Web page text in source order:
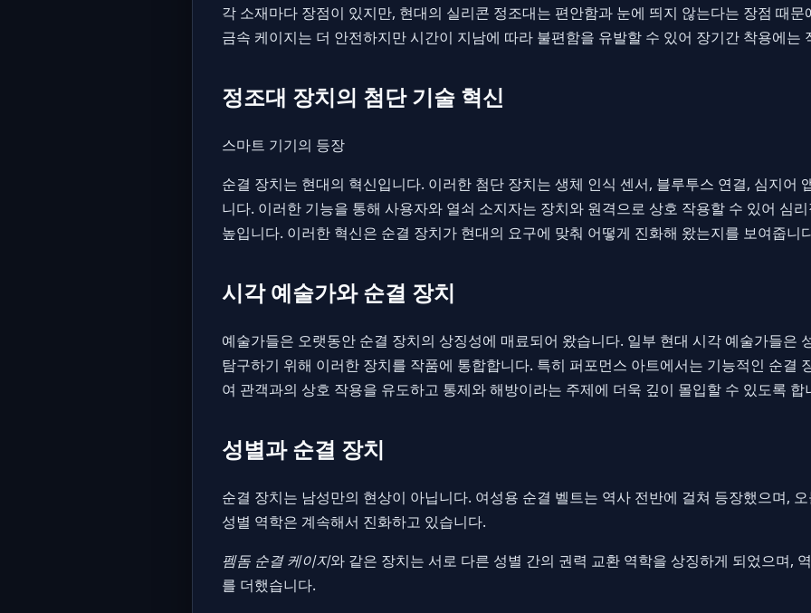
각 소재마다 장점이 있지만, 현대의 실리콘 정조대는 편안함과 눈에 띄지 않는다는 장점 때
금속 케이지는 더 안전하지만 시간이 지남에 따라 불편함을 유발할 수 있어 장기간 착용에는
정조대 장치의 첨단 기술 혁신
스마트 기기의 등장
순결 장치는 현대의 혁신입니다. 이러한 첨단 장치는 생체 인식 센서, 블루투스 연결, 심지어
니다. 이러한 기능을 통해 사용자와 열쇠 소지자는 장치와 원격으로 상호 작용할 수 있어 심
높입니다. 이러한 혁신은 순결 장치가 현대의 요구에 맞춰 어떻게 진화해 왔는지를 보여줍니
시각 예술가와 순결 장치
예술가들은 오랫동안 순결 장치의 상징성에 매료되어 왔습니다. 일부 현대 시각 예술가들은
탐구하기 위해 이러한 장치를 작품에 통합합니다. 특히 퍼포먼스 아트에서는 기능적인 순결
여 관객과의 상호 작용을 유도하고 통제와 해방이라는 주제에 더욱 깊이 몰입할 수 있도록 합
성별과 순결 장치
순결 장치는 남성만의 현상이 아닙니다. 여성용 순결 벨트는 역사 전반에 걸쳐 등장했으며,
성별 역학은 계속해서 진화하고 있습니다.
펨돔 순결 케이지와 같은 장치는 서로 다른 성별 간의 권력 교환 역학을 상징하게 되었으며,
를 더했습니다.